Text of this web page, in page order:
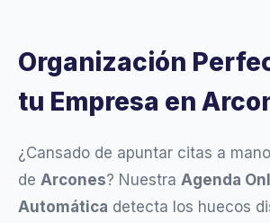
Organización
tu Empresa en
¿Cansado de apuntar citas a
de Arcones? Nuestra Agenda
Automática detecta los huecos